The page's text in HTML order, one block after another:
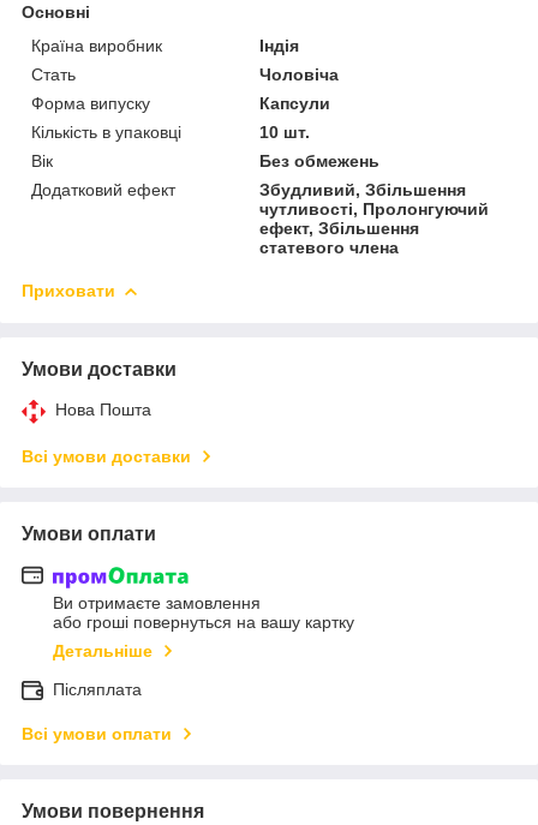
Основні
Країна виробник
Індія
Стать
Чоловіча
Форма випуску
Капсули
Кількість в упаковці
10 шт.
Вік
Без обмежень
Додатковий ефект
Збудливий, Збільшення
чутливості, Пролонгуючий
ефект, Збільшення
статевого члена
Приховати
Умови доставки
Нова Пошта
Всі умови доставки
Умови оплати
Ви отримаєте замовлення
або гроші повернуться на вашу картку
Детальніше
Післяплата
Всі умови оплати
Умови повернення